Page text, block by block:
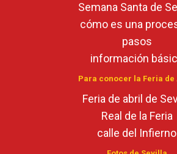
Semana Santa de
cómo es una
pasos
información
Para conocer la Feria de
Feria de abril de
Real de la Feria
calle del Infierno